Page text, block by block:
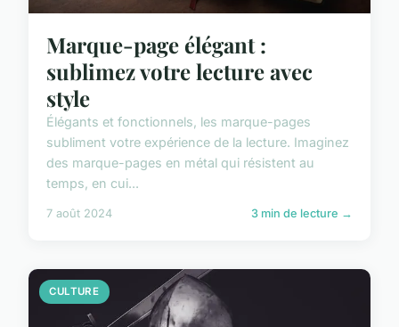
Marque-page élégant :
sublimez votre lecture avec
style
Élégants et fonctionnels, les marque-pages
subliment votre expérience de la lecture. Imaginez
des marque-pages en métal qui résistent au
temps, en cui...
7 août 2024 3 min de lecture →
CULTURE